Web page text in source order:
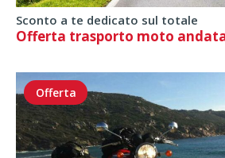
Sconto a te dedicato sul totale
Offerta trasporto moto
Offerta